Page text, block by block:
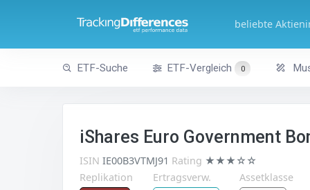
beliebte
ETF-Suche ETF-Vergleich 0
iShares Euro Government
ISIN IE00B3VTMJ91 Rating ★★★☆☆
Replikation
Ertragsverw. Assetklasse